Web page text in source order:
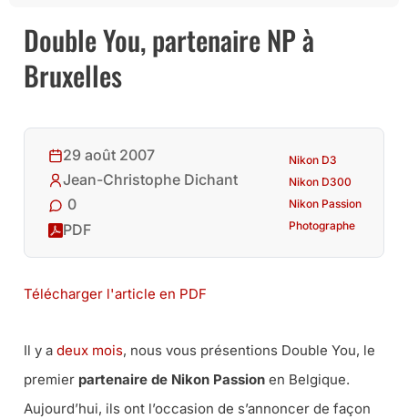
Double You, partenaire NP à
Bruxelles
29 août 2007
Jean-Christophe Dichant
0
PDF
Nikon D3
Nikon D300
Nikon Passion
Photographe
Télécharger l'article en PDF
Il y a deux mois, nous vous présentions Double You, le
premier partenaire de Nikon Passion en Belgique.
Aujourd’hui, ils ont l’occasion de s’annoncer de façon